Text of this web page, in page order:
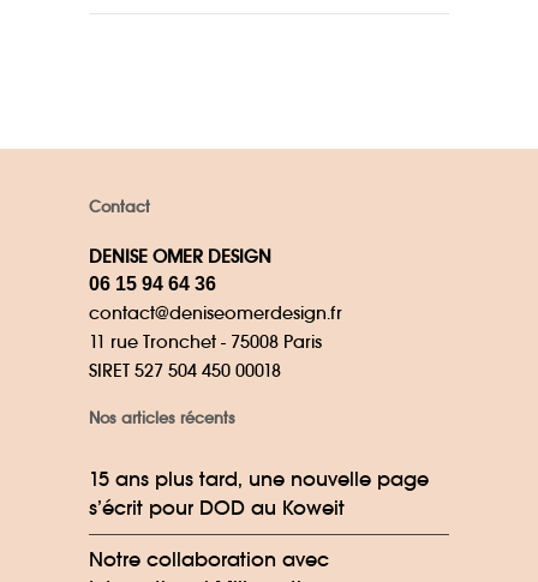
Contact
DENISE OMER DESIGN
06 15 94 64 36
contact@deniseomerdesign.fr
11 rue Tronchet - 75008 Paris
SIRET 527 504 450 00018
Nos articles récents
15 ans plus tard, une nouvelle page
s’écrit pour DOD au Koweit
Notre collaboration avec